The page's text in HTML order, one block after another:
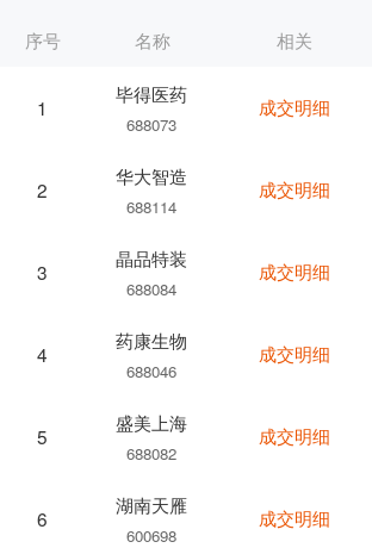
序号 名称
1
毕得医药
688073
2
华大智造
688114
3
晶品特装
688084
4
药康生物
688046
5
盛美上海
688082
6
湖南天雁
600698
相关
成交明细
成交明细
成交明细
成交明细
成交明细
成交明细